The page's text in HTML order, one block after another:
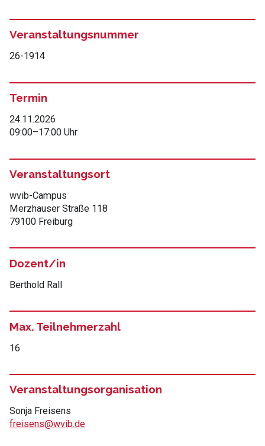
Veranstaltungsnummer
26-1914
Termin
24.11.2026
09:00–17:00 Uhr
Veranstaltungsort
wvib-Campus
Merzhauser Straße 118
79100 Freiburg
Dozent/in
Berthold Rall
Max. Teilnehmerzahl
16
Veranstaltungsorganisation
Sonja Freisens
freisens@wvib.de